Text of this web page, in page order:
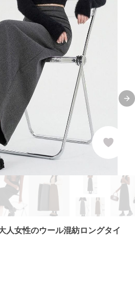
人女性のウール混紡ロングタイ